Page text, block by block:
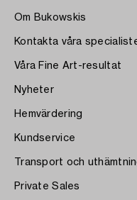
Om Bukowskis
Kontakta våra
Våra Fine Art-resultat
Nyheter
Hemvärdering
Kundservice
Transport och
Private Sales